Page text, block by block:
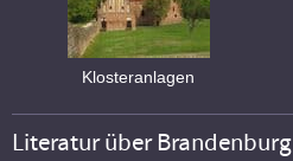
Klosteranlagen
Literatur über Brandenburg